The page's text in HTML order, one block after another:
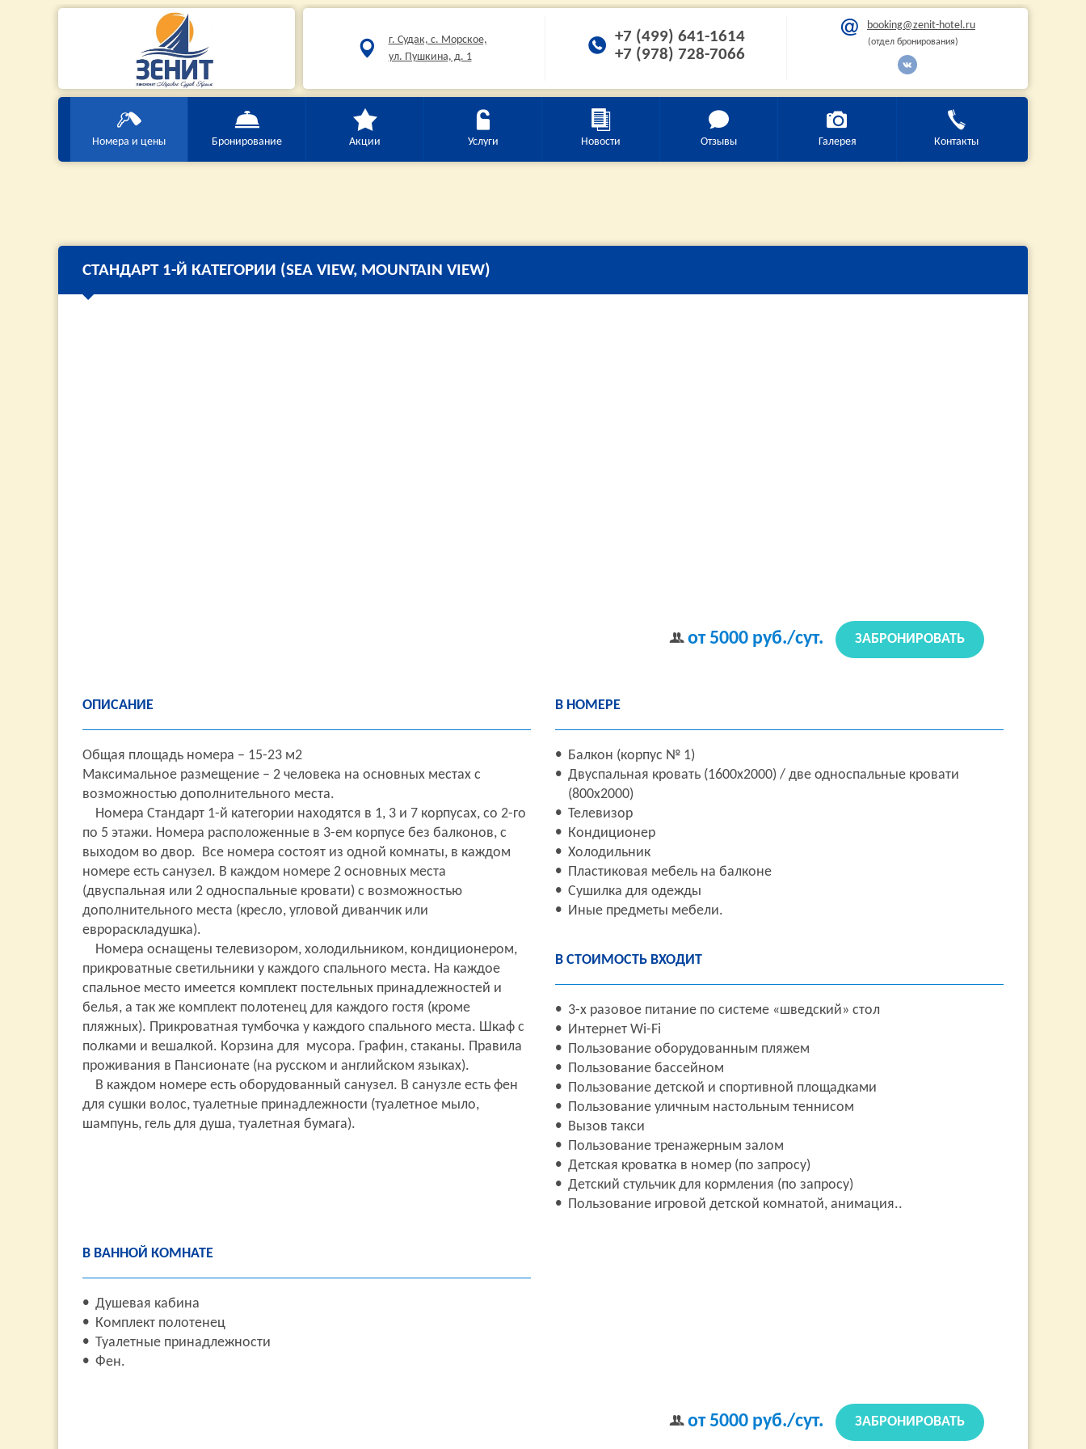
г. Судак, с. Морское,
ул. Пушкина, д. 1
+7 (499) 641-1614
+7 (978) 728-7066
booking@zenit-hotel.ru
(отдел бронирования)
Номера и цены Бронирование Акции Услуги Новости Отзывы Галерея Контакты
СТАНДАРТ 1-Й КАТЕГОРИИ (SEA VIEW, MOUNTAIN VIEW)
от 5000 руб./сут. ЗАБРОНИРОВАТЬ
ОПИСАНИЕ
Общая площадь номера – 15-23 м2
Максимальное размещение – 2 человека на основных местах с
возможностью дополнительного места.
Номера Стандарт 1-й категории находятся в 1, 3 и 7 корпусах, со 2-го
по 5 этажи. Номера расположенные в 3-ем корпусе без балконов, с
выходом во двор. Все номера состоят из одной комнаты, в каждом
номере есть санузел. В каждом номере 2 основных места
(двуспальная или 2 односпальные кровати) с возможностью
дополнительного места (кресло, угловой диванчик или
еврораскладушка).
Номера оснащены телевизором, холодильником, кондиционером,
прикроватные светильники у каждого спального места. На каждое
спальное место имеется комплект постельных принадлежностей и
белья, а так же комплект полотенец для каждого гостя (кроме
пляжных). Прикроватная тумбочка у каждого спального места. Шкаф с
полками и вешалкой. Корзина для мусора. Графин, стаканы. Правила
проживания в Пансионате (на русском и английском языках).
В каждом номере есть оборудованный санузел. В санузле есть фен
для сушки волос, туалетные принадлежности (туалетное мыло,
шампунь, гель для душа, туалетная бумага).
В НОМЕРЕ
Балкон (корпус № 1)
Двуспальная кровать (1600х2000) / две односпальные кровати
(800х2000)
Телевизор
Кондиционер
Холодильник
Пластиковая мебель на балконе
Сушилка для одежды
Иные предметы мебели.
В СТОИМОСТЬ ВХОДИТ
3-х разовое питание по системе «шведский» стол
Интернет Wi-Fi
Пользование оборудованным пляжем
Пользование бассейном
Пользование детской и спортивной площадками
Пользование уличным настольным теннисом
Вызов такси
Пользование тренажерным залом
Детская кроватка в номер (по запросу)
Детский стульчик для кормления (по запросу)
Пользование игровой детской комнатой, анимация..
В ВАННОЙ КОМНАТЕ
Душевая кабина
Комплект полотенец
Туалетные принадлежности
Фен.
от 5000 руб./сут. ЗАБРОНИРОВАТЬ